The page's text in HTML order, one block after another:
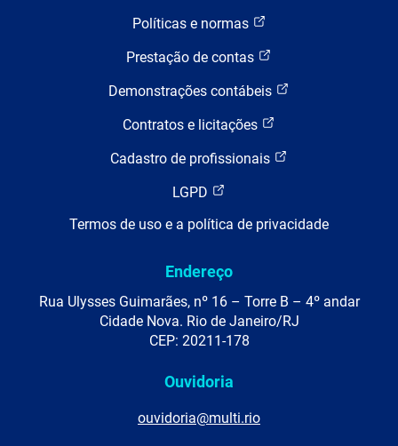
Políticas e normas
Prestação de contas
Demonstrações contábeis
Contratos e licitações
Cadastro de profissionais
LGPD
Termos de uso e a política de privacidade
Endereço
Rua Ulysses Guimarães, nº 16 – Torre B – 4º andar
Cidade Nova. Rio de Janeiro/RJ
CEP: 20211-178
Ouvidoria
ouvidoria@multi.rio